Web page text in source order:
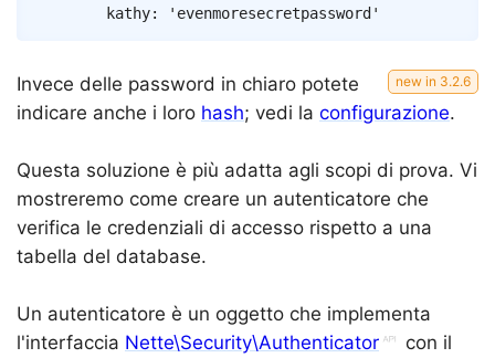
kathy: 'evenmoresecretpassword'
Invece delle password in chiaro potete
indicare anche i loro hash; vedi la configurazione.
Questa soluzione è più adatta agli scopi di prova. Vi
mostreremo come creare un autenticatore che
verifica le credenziali di accesso rispetto a una
tabella del database.
Un autenticatore è un oggetto che implementa
l'interfaccia Nette\Security\Authenticator
con il